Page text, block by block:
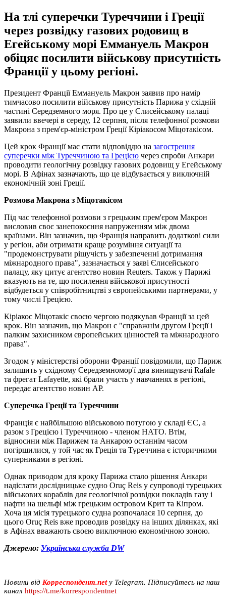
На тлі суперечки Туреччини і Греції
через розвідку газових родовищ в
Егейському морі Еммануель Макрон
обіцяє посилити військову присутність
Франції у цьому регіоні.
Президент Франції Еммануель Макрон заявив про намір
тимчасово посилити військову присутність Парижа у східній
частині Середземного моря. Про це у Єлисейському палаці
заявили ввечері в середу, 12 серпня, після телефонної розмови
Макрона з прем'єр-міністром Греції Кіріакосом Міцотакісом.
Цей крок Франції має стати відповіддю на загострення
суперечки між Туреччиною та Грецією через спроби Анкари
проводити геологічну розвідку газових родовищ у Егейському
морі. В Афінах зазначають, що це відбувається у виключній
економічній зоні Греції.
Розмова Макрона з Міцотакісом
Під час телефонної розмови з грецьким прем'єром Макрон
висловив своє занепокоєння напруженням між двома
країнами. Він зазначив, що Франція направить додаткові сили
у регіон, аби отримати краще розуміння ситуації та
"продемонструвати рішучість у забезпеченні дотримання
міжнародного права", зазначається у заяві Єлисейського
палацу, яку цитує агентство новин Reuters. Також у Парижі
вказують на те, що посилення військової присутності
відбудеться у співробітництві з європейськими партнерами, у
тому числі Грецією.
Кіріакос Міцотакіс своєю чергою подякував Франції за цей
крок. Він зазначив, що Макрон є "справжнім другом Греції і
палким захисником європейських цінностей та міжнародного
права".
Згодом у міністерстві оборони Франції повідомили, що Париж
залишить у східному Середземномор'ї два винищувачі Rafale
та фрегат Lafayette, які брали участь у навчаннях в регіоні,
передає агентство новин AP.
Суперечка Греції та Туреччини
Франція є найбільшою військовою потугою у складі ЄС, а
разом з Грецією і Туреччиною - членом НАТО. Втім,
відносини між Парижем та Анкарою останнім часом
погіршилися, у той час як Греція та Туреччина є історичними
суперниками в регіоні.
Однак приводом для кроку Парижа стало рішення Анкари
надіслати дослідницьке судно Oruç Reis у супроводі турецьких
військових кораблів для геологічної розвідки покладів газу і
нафти на шельфі між грецьким островом Крит та Кіпром.
Хоча ця місія турецького судна розпочалася 10 серпня, до
цього Oruç Reis вже проводив розвідку на інших ділянках, які
в Афінах вважають своєю виключною економічною зоною.
Джерело: Українська служба DW
Новини від Корреспондент.net у Telegram. Підписуйтесь на наш
канал https://t.me/korrespondentnet